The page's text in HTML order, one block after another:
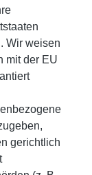
Wir weisen
mit der EU
gerichtlich